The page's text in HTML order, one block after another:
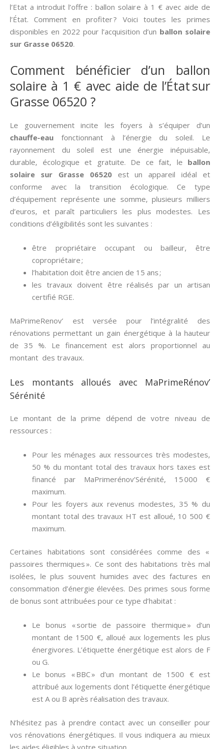
l’Etat a introduit l’offre : ballon solaire à 1 € avec aide de
l’État. Comment en profiter ? Voici toutes les primes
disponibles en 2022 pour l’acquisition d’un ballon solaire
sur Grasse 06520.
Comment bénéficier d’un ballon
solaire à 1 € avec aide de l’État sur
Grasse 06520 ?
Le gouvernement incite les foyers à s’équiper d’un
chauffe-eau fonctionnant à l’énergie du soleil. Le
rayonnement du soleil est une énergie inépuisable,
durable, écologique et gratuite. De ce fait, le ballon
solaire sur Grasse 06520est un appareil idéal et
conforme avec la transition écologique. Ce type
d’équipement représente une somme, plusieurs milliers
d’euros, et paraît particuliers les plus modestes. Les
conditions d’éligibilités sont les suivantes :
être propriétaire occupant ou bailleur, être
copropriétaire ;
l’habitation doit être ancien de 15 ans ;
les travaux doivent être réalisés par un artisan
certifié RGE.
MaPrimeRenov’ est versée pour l’intégralité des
rénovations permettant un gain énergétique à la hauteur
de 35 %. Le financement est alors proportionnel au
montant des travaux.
Les montants alloués avec MaPrimeRénov’
Sérénité
Le montant de la prime dépend de votre niveau de
ressources :
Pour les ménages aux ressources très modestes,
50 % du montant total des travaux hors taxes est
financé par MaPrimerénov’Sérénité, 15 000 €
maximum.
Pour les foyers aux revenus modestes, 35 % du
montant total des travaux HT est alloué, 10 500 €
maximum.
Certaines habitations sont considérées comme des «
passoires thermiques ». Ce sont des habitations très mal
isolées, le plus souvent humides avec des factures en
consommation d’énergie élevées. Des primes sous forme
de bonus sont attribuées pour ce type d’habitat :
Le bonus « sortie de passoire thermique » d’un
montant de 1500 €, alloué aux logements les plus
énergivores. L’étiquette énergétique est alors de F
ou G.
Le bonus « BBC » d’un montant de 1500 € est
attribué aux logements dont l’étiquette énergétique
est A ou B après réalisation des travaux.
N’hésitez pas à prendre contact avec un conseiller pour
vos rénovations énergétiques. Il vous indiquera au mieux
les aides éligibles à votre situation.